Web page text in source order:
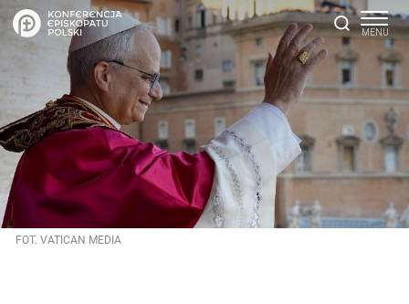
FOT. VATICAN MEDIA